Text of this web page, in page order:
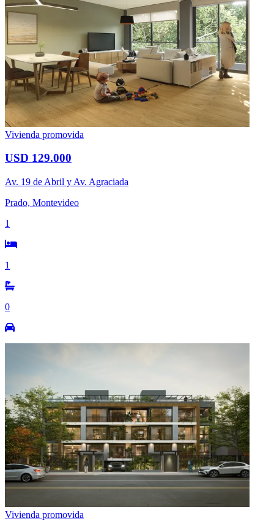
Vivienda promovida
USD 129.000
Av. 19 de Abril y Av. Agraciada
Prado, Montevideo
1
1
0
Vivienda promovida